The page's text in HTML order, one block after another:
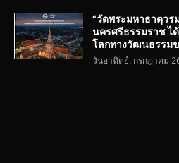
“วัดพระมหาธาตุวร
นครศรีธรรมราช ไ
โลกทางวัฒนธรรมข
วันอาทิตย์, กรกฎาคม